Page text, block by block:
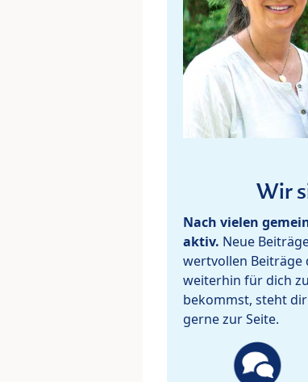
Wir
Nach vielen
aktiv. Neue
wertvollen Beiträge
weiterhin für dich
bekommst, steht
gerne zur Seite.